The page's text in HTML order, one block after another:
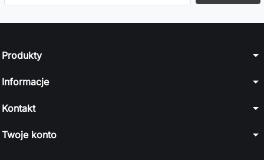
Produkty arrow_drop_down
Informacje arrow_drop_down
Kontakt arrow_drop_down
Twoje konto arrow_drop_down